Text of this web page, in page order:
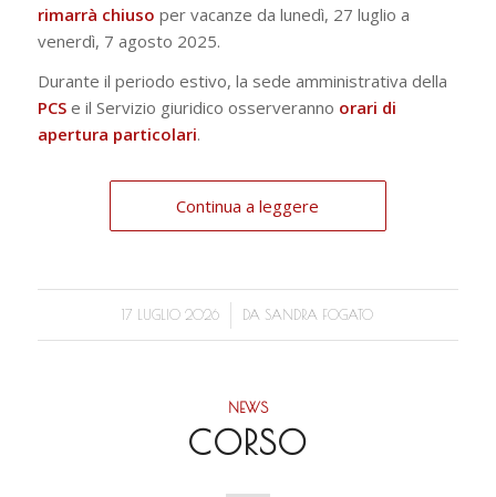
rimarrà chiuso per vacanze da lunedì, 27 luglio a
venerdì, 7 agosto 2025.
Durante il periodo estivo, la sede amministrativa della
PCSe il Servizio giuridico osserveranno orari di
apertura particolari.
Continua a leggere
17 LUGLIO 2026
/ DA SANDRA FOGATO
NEWS
CORSO